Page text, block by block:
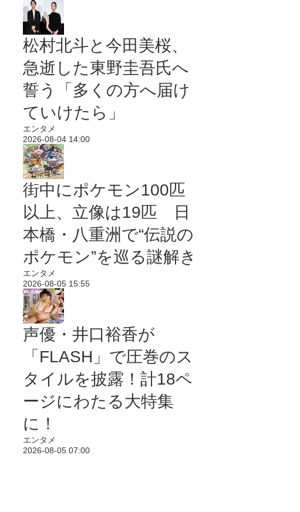
松村北斗と今田美桜、
急逝した東野圭吾氏へ
誓う「多くの方へ届け
ていけたら」
エンタメ
2026-08-04 14:00
街中にポケモン100匹
以上、立像は19匹 日
本橋・八重洲で“伝説の
ポケモン”を巡る謎解き
エンタメ
2026-08-05 15:55
声優・井口裕香が
「FLASH」で圧巻のス
タイルを披露！計18ペ
ージにわたる大特集
に！
エンタメ
2026-08-05 07:00